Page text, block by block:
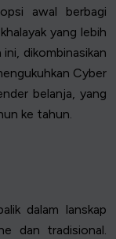
awal berbagi
yang lebih
dikombinasikan
Cyber
belanja, yang
ke tahun.
dalam lanskap
dan tradisional.